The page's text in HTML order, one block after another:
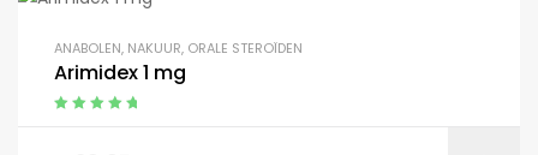
ANABOLEN, NAKUUR, ORALE STEROÏDEN
Arimidex 1 mg